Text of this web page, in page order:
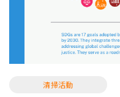
清掃活動